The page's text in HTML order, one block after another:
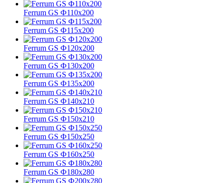
Ferrum GS Ф110х200
Ferrum GS Ф115х200
Ferrum GS Ф120х200
Ferrum GS Ф130х200
Ferrum GS Ф135х200
Ferrum GS Ф140х210
Ferrum GS Ф150х210
Ferrum GS Ф150х250
Ferrum GS Ф160х250
Ferrum GS Ф180х280